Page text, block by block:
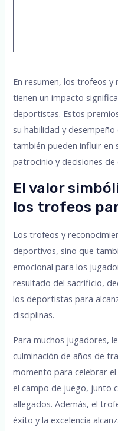
En resumen, los trofeos y
tienen un impacto
deportistas. Estos
su habilidad y
también pueden influir
patrocinio y decisiones
El valor
los trofeos
Los trofeos y
deportivos, sino que
emocional para los
resultado del sacrificio,
los deportistas para
disciplinas.
Para muchos jugadores,
culminación de años de
momento para celebrar
el campo de juego, junto
allegados. Además, el
éxito y la excelencia